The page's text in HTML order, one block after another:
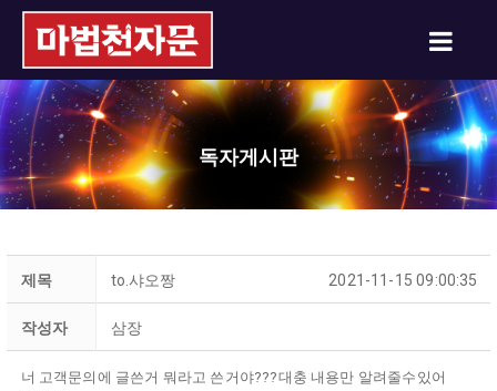
독자게시판
제목 to.샤오짱 2021-11-15 09:00:35
작성자 삼장
너 고객문의에 글쓴거 뭐라고 쓴거야???대충 내용만 알려줄수있어